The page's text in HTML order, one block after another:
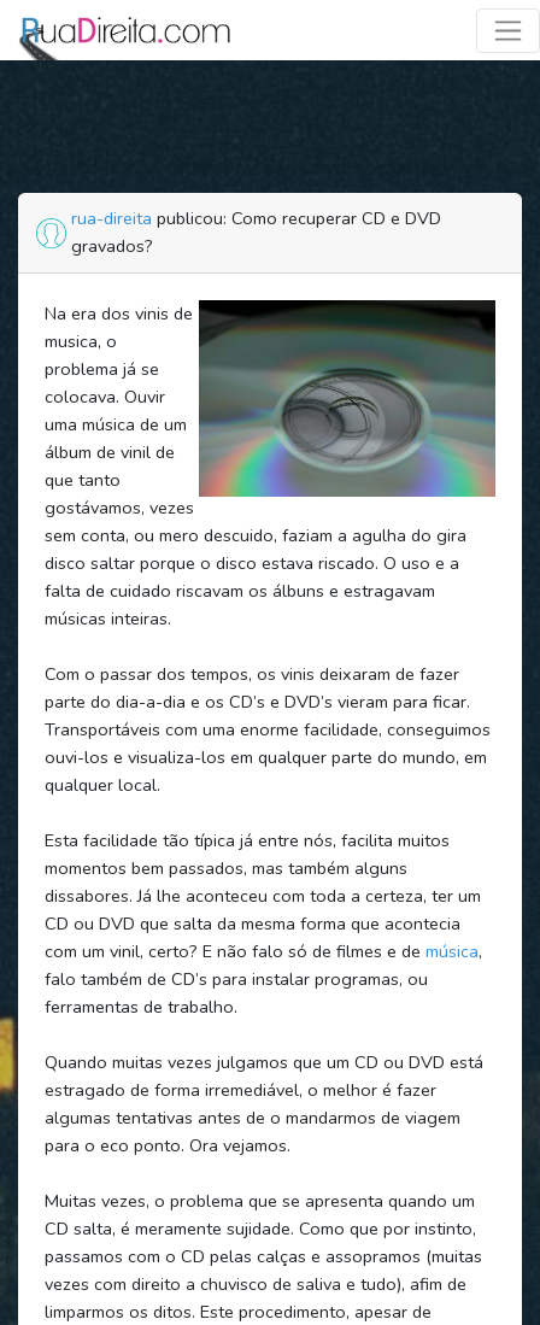
rua-direita publicou: Como recuperar CD e DVD
gravados?
Na era dos vinis de
musica, o
problema já se
colocava. Ouvir
uma música de um
álbum de vinil de
que tanto
gostávamos, vezes
sem conta, ou mero descuido, faziam a agulha do gira
disco saltar porque o disco estava riscado. O uso e a
falta de cuidado riscavam os álbuns e estragavam
músicas inteiras.
Com o passar dos tempos, os vinis deixaram de fazer
parte do dia-a-dia e os CD’s e DVD’s vieram para ficar.
Transportáveis com uma enorme facilidade, conseguimos
ouvi-los e visualiza-los em qualquer parte do mundo, em
qualquer local.
Esta facilidade tão típica já entre nós, facilita muitos
momentos bem passados, mas também alguns
dissabores. Já lhe aconteceu com toda a certeza, ter um
CD ou DVD que salta da mesma forma que acontecia
com um vinil, certo? E não falo só de filmes e de música,
falo também de CD’s para instalar programas, ou
ferramentas de trabalho.
Quando muitas vezes julgamos que um CD ou DVD está
estragado de forma irremediável, o melhor é fazer
algumas tentativas antes de o mandarmos de viagem
para o eco ponto. Ora vejamos.
Muitas vezes, o problema que se apresenta quando um
CD salta, é meramente sujidade. Como que por instinto,
passamos com o CD pelas calças e assopramos (muitas
vezes com direito a chuvisco de saliva e tudo), afim de
limparmos os ditos. Este procedimento, apesar de